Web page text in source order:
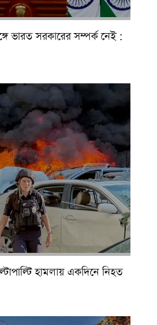
ভারত সরকারের সম্পর্ক নেই :
হামলায় একদিনে নিহত